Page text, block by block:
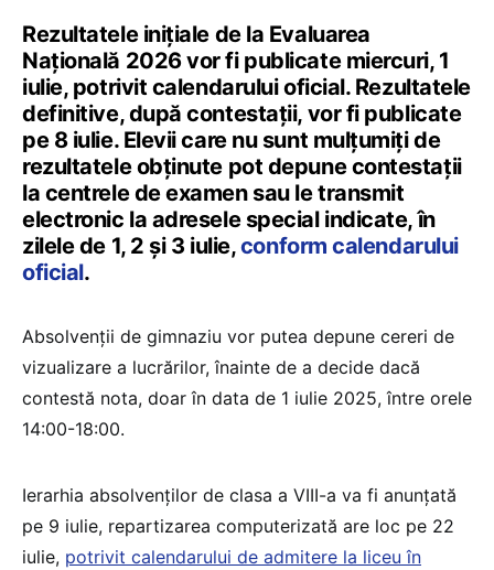
Rezultatele inițiale de la Evaluarea
Națională 2026 vor fi publicate miercuri, 1
iulie, potrivit calendarului oficial. Rezultatele
definitive, după contestații, vor fi publicate
pe 8 iulie. Elevii care nu sunt mulțumiți de
rezultatele obținute pot depune contestații
la centrele de examen sau le transmit
electronic la adresele special indicate, în
zilele de 1, 2 și 3 iulie,conform calendarului
oficial.
Absolvenții de gimnaziu vor putea depune cereri de
vizualizare a lucrărilor, înainte de a decide dacă
contestă nota, doar în data de 1 iulie 2025, între orele
14:00-18:00.
Ierarhia absolvenților de clasa a VIII-a va fi anunțată
pe 9 iulie, repartizarea computerizată are loc pe 22
iulie, potrivit calendarului de admitere la liceu în